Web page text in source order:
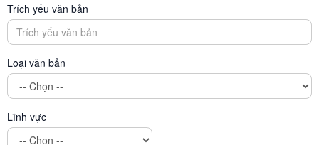
Trích yếu văn bản
Loại văn bản
Lĩnh vực